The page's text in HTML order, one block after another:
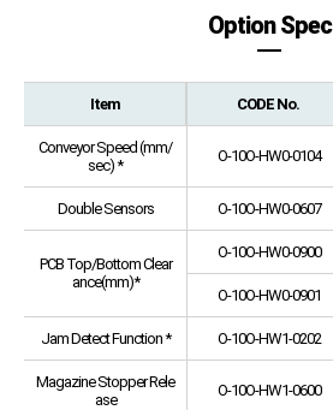
Option Spec
Item CODE No.
Conveyor Speed (mm/
sec) *
O-10O-HW0-0104
Double Sensors O-10O-HW0-0607
PCB Top/Bottom Clear
ance(mm)*
O-10O-HW0-0900
O-10O-HW0-0901
Jam Detect Function * O-10O-HW1-0202
Magazine Stopper Rele
ase
O-10O-HW1-0600